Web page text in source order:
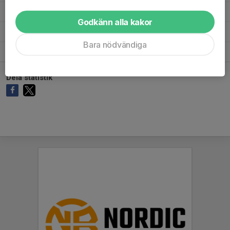
Arvid Klein 8 0 0 0
Anton Persson 10 0 0 0 0
2
Dela statistik
Godkänn alla kakor
Bara nödvändiga